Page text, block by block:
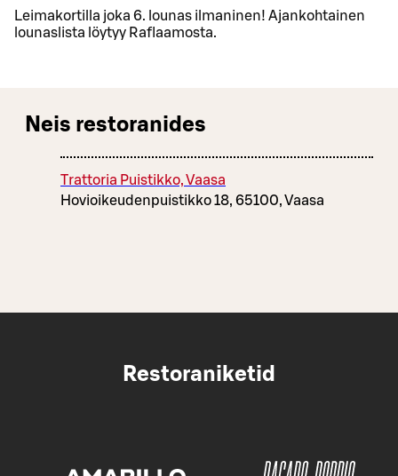
Leimakortilla joka 6. lounas ilmaninen! Ajankohtainen
lounaslista löytyy Raflaamosta.
Neis restoranides
Trattoria Puistikko, Vaasa
Hovioikeudenpuistikko 18, 65100, Vaasa
Restoraniketid